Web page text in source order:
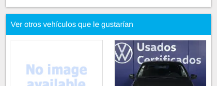
Ver otros vehículos que le gustarían